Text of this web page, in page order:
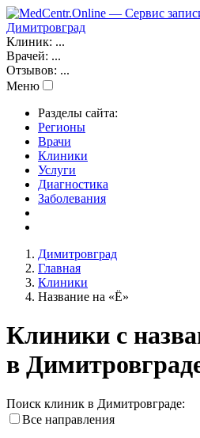
Димитровград
Клиник: ...
Врачей: ...
Отзывов: ...
Меню
Разделы сайта:
Регионы
Врачи
Клиники
Услуги
Диагностика
Заболевания
Димитровград
Главная
Клиники
Название на «Ё»
Клиники с
в
Поиск клиник в Димитровграде:
Все направления